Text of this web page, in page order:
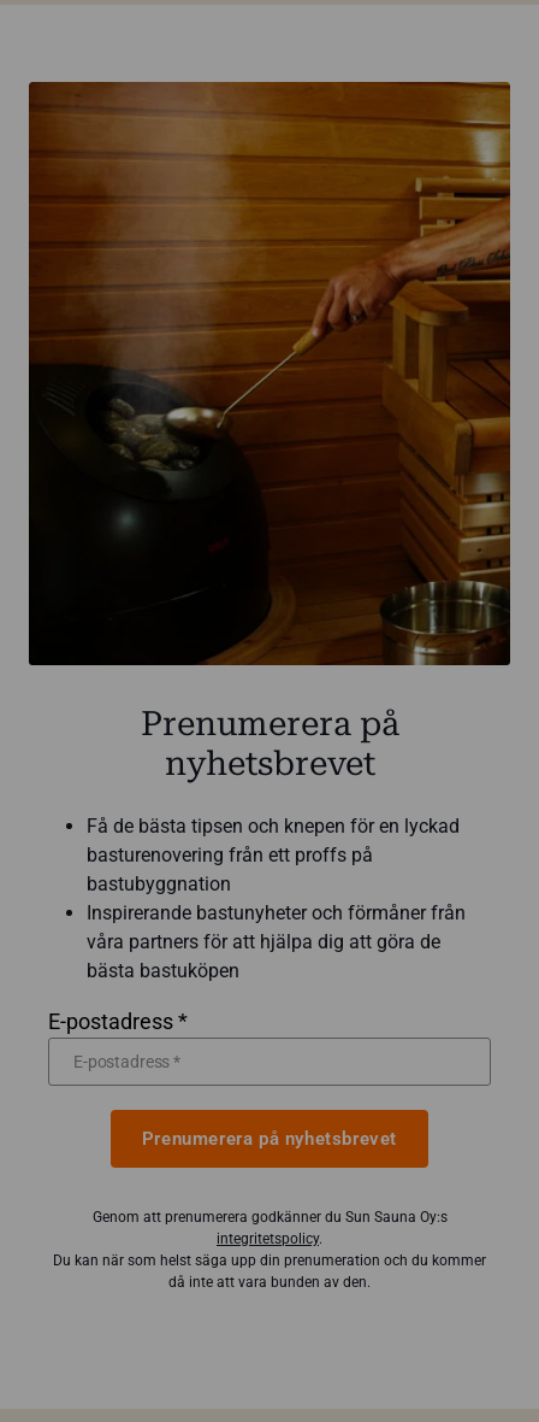
Prenumerera på
nyhetsbrevet
Få de bästa tipsen och knepen för en lyckad
basturenovering från ett proffs på
bastubyggnation
Inspirerande bastunyheter och förmåner från
våra partners för att hjälpa dig att göra de
bästa bastuköpen
E-postadress *
Prenumerera på nyhetsbrevet
Genom att prenumerera godkänner du Sun Sauna Oy:s
integritetspolicy.
Du kan när som helst säga upp din prenumeration och du kommer
då inte att vara bunden av den.